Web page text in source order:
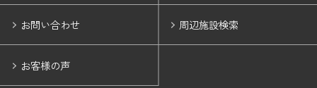
お問い合わせ 周辺施設検索
お客様の声